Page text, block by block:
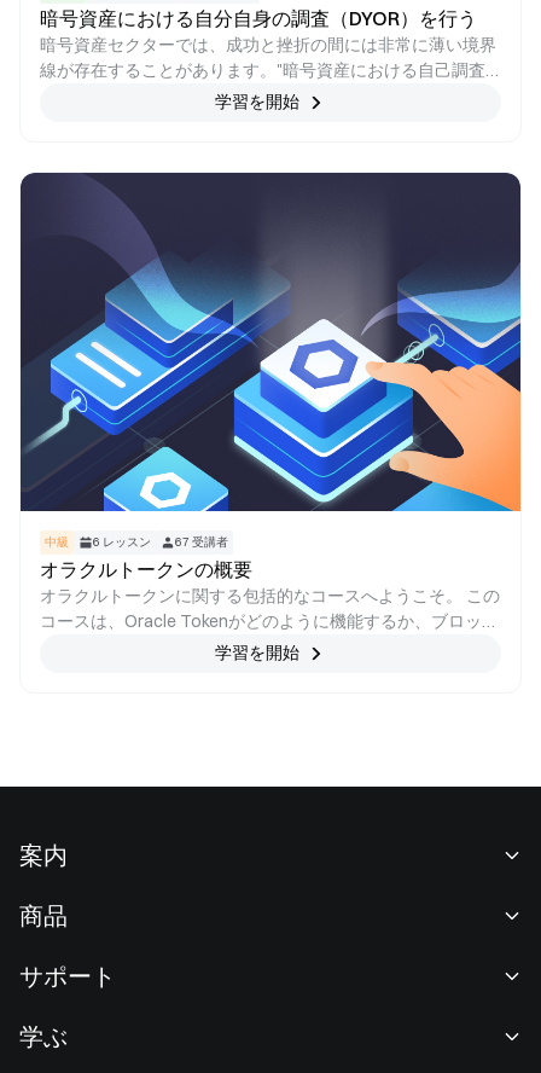
暗号資産における自分自身の調査（DYOR）を行う
暗号資産セクターでは、成功と挫折の間には非常に薄い境界
線が存在することがあります。"暗号資産における自己調査
（DYOR）"は、このダイナミックな環境を自信を持って航行
明し、情報を持った投資家として浮上する準備はできていま
学習を開始
中級 6 レッスン 67 受講者
オラクルトークンの概要
オラクルトークンに関する包括的なコースへようこそ。 この
コースは、Oracle Tokenがどのように機能するか、ブロック
チェーンエコシステムにおけるOracleトークンの役割、およ
かわらず、このコースはあなたのためです。
学習を開始
案内
ニュースルーム
F1 Oracle Red Bull Racing 公式スポンサー
商品
現物取引
サポート
学ぶ